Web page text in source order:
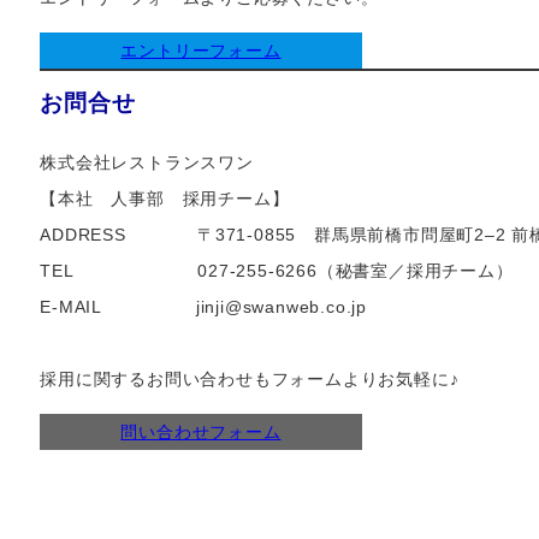
エントリーフォーム
お問合せ
株式会社レストランスワン
【本社 人事部 採用チーム】
ADDRESS 〒371-0855 群馬県前橋市問屋町2–2 前橋
TEL 027-255-6266（秘書室／採用チーム）
E-MAIL jinji@swanweb.co.jp
採用に関するお問い合わせもフォームよりお気軽に♪
問い合わせフォーム